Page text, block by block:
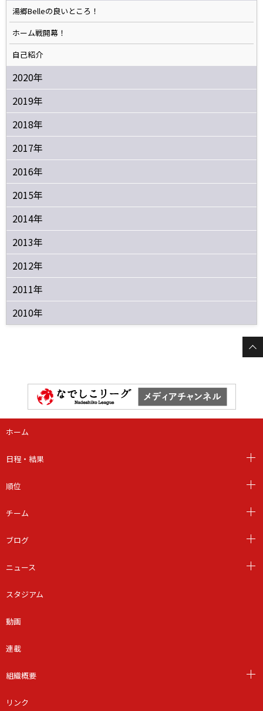
湯郷Belleの良いところ！
ホーム戦開幕！
自己紹介
2020年
2019年
2018年
2017年
2016年
2015年
2014年
2013年
2012年
2011年
2010年
ホーム
日程・結果
順位
チーム
ブログ
ニュース
スタジアム
動画
連載
組織概要
リンク